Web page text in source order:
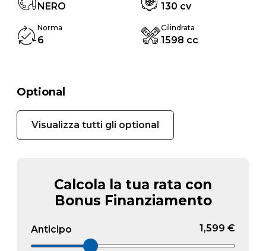
NERO 130 cv
Norma
6
Cilindrata
1598 cc
Optional
Visualizza tutti gli optional
Calcola la tua rata con
Bonus Finanziamento
Anticipo 1,599 €